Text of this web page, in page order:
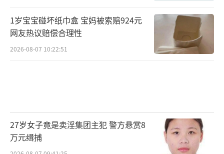
1岁宝宝碰坏纸巾盒 宝妈被索赔924元
网友热议赔偿合理性
2026-08-07 10:22:51
27岁女子竟是卖淫集团主犯 警方悬赏8
万元缉捕